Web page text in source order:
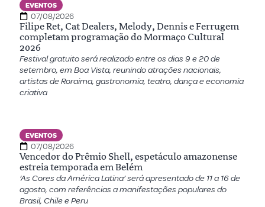
EVENTOS
07/08/2026
Filipe Ret, Cat Dealers, Melody, Dennis e Ferrugem
completam programação do Mormaço Cultural
2026
Festival gratuito será realizado entre os dias 9 e 20 de
setembro, em Boa Vista, reunindo atrações nacionais,
artistas de Roraima, gastronomia, teatro, dança e economia
criativa
EVENTOS
07/08/2026
Vencedor do Prêmio Shell, espetáculo amazonense
estreia temporada em Belém
‘As Cores da América Latina’ será apresentado de 11 a 16 de
agosto, com referências a manifestações populares do
Brasil, Chile e Peru